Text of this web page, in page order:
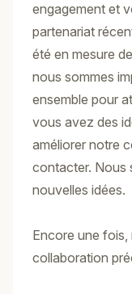
engagement et
partenariat
été en mesure
nous sommes
ensemble pour
vous avez des
améliorer notre
contacter. Nous
nouvelles idées.
Encore une
collaboration